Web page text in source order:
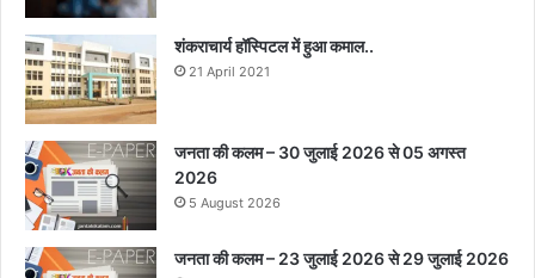
शंकराचार्य हॉस्पिटल में हुआ कमाल..
21 April 2021
जनता की कलम – 30 जुलाई 2026 से 05 अगस्त
2026
5 August 2026
जनता की कलम – 23 जुलाई 2026 से 29 जुलाई 2026